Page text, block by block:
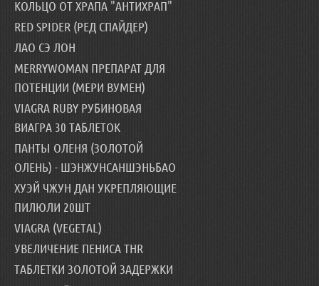
КОЛЬЦО ОТ ХРАПА "АНТИХРАП"
RED SPIDER (РЕД СПАЙДЕР)
ЛАО СЭ ЛОН
MERRYWOMAN ПРЕПАРАТ ДЛЯ
ПОТЕНЦИИ (МЕРИ ВУМЕН)
VIAGRA RUBY РУБИНОВАЯ
ВИАГРА 30 ТАБЛЕТОК
ПАНТЫ ОЛЕНЯ (ЗОЛОТОЙ
ОЛЕНЬ) - ШЭНЖУНСАНШЭНЬБАО
ХУЭЙ ЧЖУН ДАН УКРЕПЛЯЮЩИЕ
ПИЛЮЛИ 20ШТ
VIAGRA (VEGETAL)
УВЕЛИЧЕНИЕ ПЕНИСА THR
ТАБЛЕТКИ ЗОЛОТОЙ ЗАДЕРЖКИ